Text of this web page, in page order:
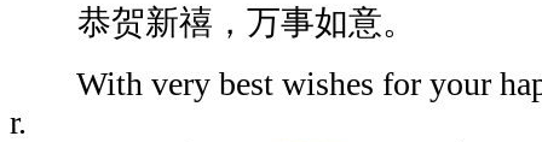
恭贺新禧，万事如意。
With very best wishes for your
r.